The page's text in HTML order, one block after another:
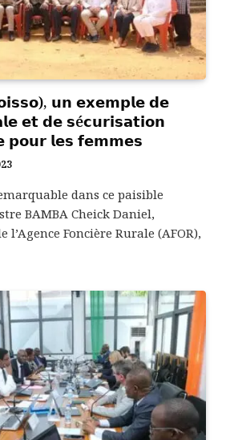
𝘂𝗻 𝗲𝘅𝗲𝗺𝗽𝗹𝗲 𝗱𝗲
𝗲𝘁 𝗱𝗲 𝘀é𝗰𝘂𝗿𝗶𝘀𝗮𝘁𝗶𝗼𝗻
𝗽𝗼𝘂𝗿 𝗹𝗲𝘀 𝗳𝗲𝗺𝗺𝗲𝘀
dans ce paisible
BAMBA Cheick Daniel,
l’Agence Foncière Rurale (AFOR),